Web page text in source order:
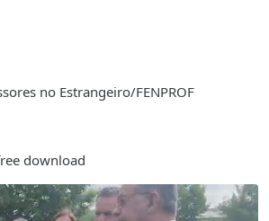
no Estrangeiro/FENPROF
download